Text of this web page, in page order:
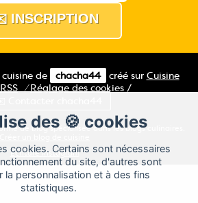
des 🍪 cookies
cookies. Certains sont nécessaires
du site, d'autres sont
la personnalisation et à des fins
statistiques.
de chacha44 créé sur Cuisine
RSS ⁄Réglage des cookies /
de blog spécialisée dans les blogs culinaires.
Ecriture Instagram